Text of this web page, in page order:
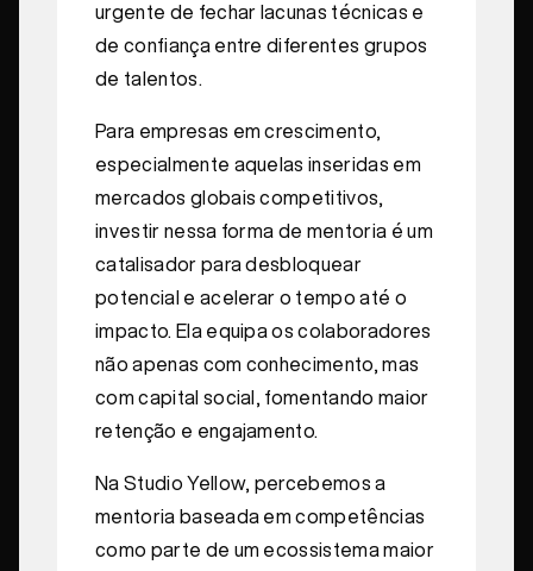
urgente de fechar lacunas técnicas e
de confiança entre diferentes grupos
de talentos.
Para empresas em crescimento,
especialmente aquelas inseridas em
mercados globais competitivos,
investir nessa forma de mentoria é um
catalisador para desbloquear
potencial e acelerar o tempo até o
impacto. Ela equipa os colaboradores
não apenas com conhecimento, mas
com capital social, fomentando maior
retenção e engajamento.
Na Studio Yellow, percebemos a
mentoria baseada em competências
como parte de um ecossistema maior